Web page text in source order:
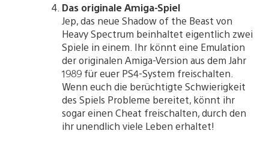
Das originale Amiga-Spiel
Jep, das neue Shadow of the Beast von
Heavy Spectrum beinhaltet eigentlich zwei
Spiele in einem. Ihr könnt eine Emulation
der originalen Amiga-Version aus dem Jahr
1989 für euer PS4-System freischalten.
Wenn euch die berüchtigte Schwierigkeit
des Spiels Probleme bereitet, könnt ihr
sogar einen Cheat freischalten, durch den
ihr unendlich viele Leben erhaltet!